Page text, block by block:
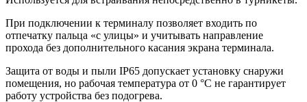
При подключении к терминалу позволяет входить по
отпечатку пальца «с улицы» и учитывать направление
прохода без дополнительного касания экрана терминала.
Защита от воды и пыли IP65 допускает установку снаружи
помещения, но рабочая температура от 0 °С не гарантирует
работу устройства без подогрева.